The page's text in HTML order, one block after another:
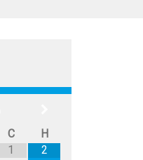
С
Н
1
2